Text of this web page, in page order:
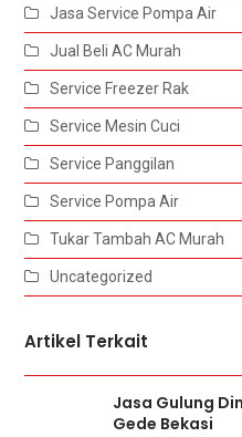
Jasa Service Pompa Air
Jual Beli AC Murah
Service Freezer Rak
Service Mesin Cuci
Service Panggilan
Service Pompa Air
Tukar Tambah AC Murah
Uncategorized
Artikel Terkait
Jasa Gulung
Gede Bekasi